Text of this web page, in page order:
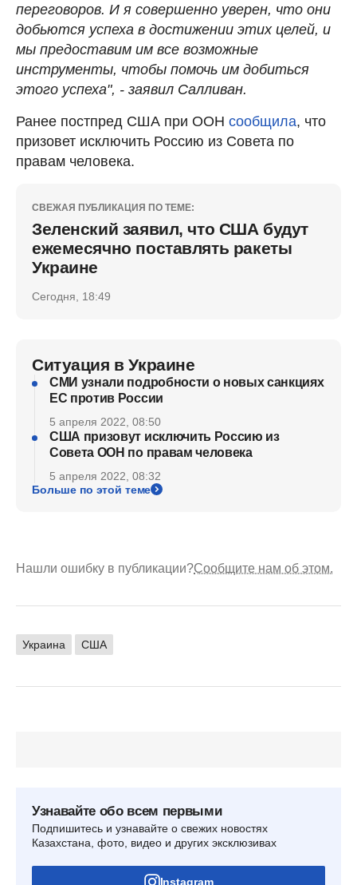
переговоров. И я совершенно уверен, что они
добьются успеха в достижении этих целей, и
мы предоставим им все возможные
инструменты, чтобы помочь им добиться
этого успеха", - заявил Салливан.
Ранее постпред США при ООН сообщила, что
призовет исключить Россию из Совета по
правам человека.
СВЕЖАЯ ПУБЛИКАЦИЯ ПО ТЕМЕ:
Зеленский заявил, что США будут
ежемесячно поставлять ракеты
Украине
Сегодня, 18:49
Ситуация в Украине
СМИ узнали подробности о новых санкциях
ЕС против России
5 апреля 2022, 08:50
США призовут исключить Россию из
Совета ООН по правам человека
5 апреля 2022, 08:32
Больше по этой теме
Нашли ошибку в публикации?Сообщите нам об этом.
Украина США
Узнавайте обо всем первыми
Подпишитесь и узнавайте о свежих новостях
Казахстана, фото, видео и других эксклюзивах
Instagram